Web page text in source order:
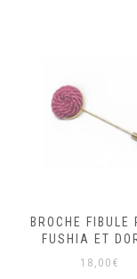
ROSE
ET DORÉE